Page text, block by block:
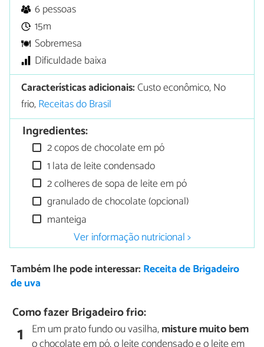
6 pessoas
15m
Sobremesa
Dificuldade baixa
Características adicionais:Custo econômico, No
frio,Receitas do Brasil
Ingredientes:
2 copos de chocolate em pó
1 lata de leite condensado
2 colheres de sopa de leite em pó
granulado de chocolate (opcional)
manteiga
Ver informação nutricional >
Também lhe pode interessar: Receita de Brigadeiro
de uva
Como fazer Brigadeiro frio:
1 Em um prato fundo ou vasilha,misture muito bem